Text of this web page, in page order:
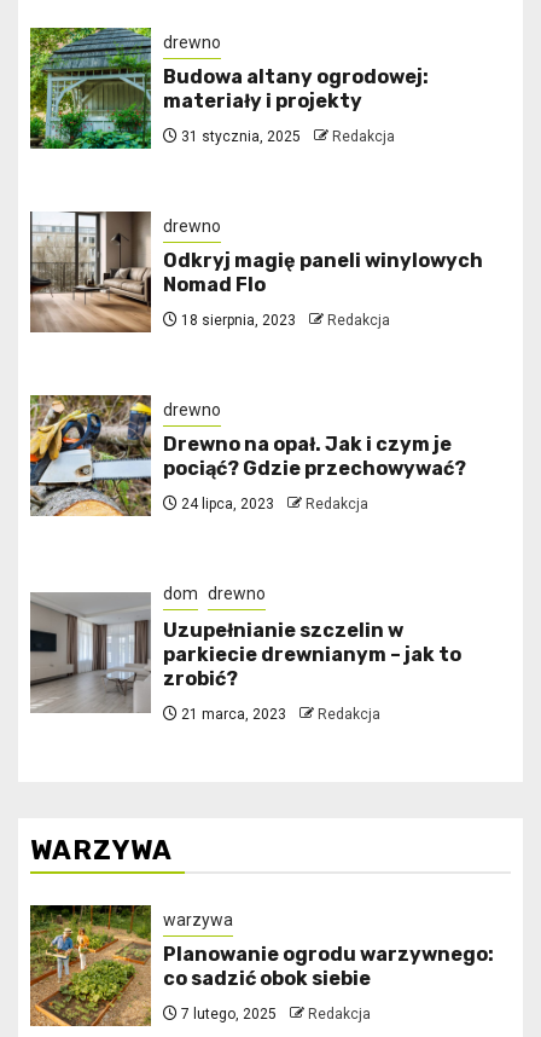
drewno
Budowa altany ogrodowej:
materiały i projekty
31 stycznia, 2025 Redakcja
drewno
Odkryj magię paneli winylowych
Nomad Flo
18 sierpnia, 2023 Redakcja
drewno
Drewno na opał. Jak i czym je
pociąć? Gdzie przechowywać?
24 lipca, 2023 Redakcja
dom drewno
Uzupełnianie szczelin w
parkiecie drewnianym – jak to
zrobić?
21 marca, 2023 Redakcja
WARZYWA
warzywa
Planowanie ogrodu warzywnego:
co sadzić obok siebie
7 lutego, 2025 Redakcja